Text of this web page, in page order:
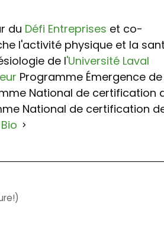
du Défi Entreprises et co-
l'activité physique et la
de l'Université Laval
Programme Émergence de
National de certification
National de certification